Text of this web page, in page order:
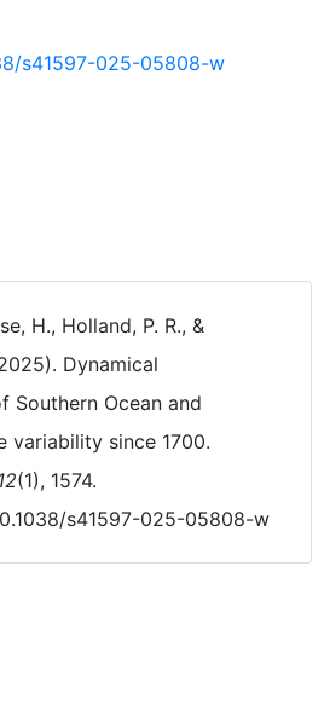
s41597-025-05808-w
H., Holland, P. R., &
Dynamical
Southern Ocean and
variability since 1700.
(1), 1574.
s41597-025-05808-w